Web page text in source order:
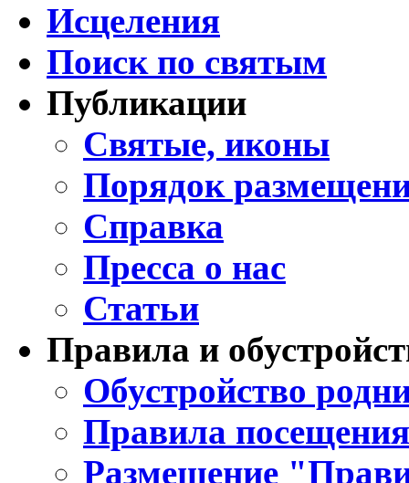
Исцеления
Поиск по святым
Публикации
Святые, иконы
Порядок
Справка
Пресса о нас
Статьи
Правила и
Обустройство
Правила
Размещение